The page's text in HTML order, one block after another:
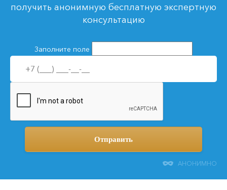
получить анонимную бесплатную экспертную
консультацию
Заполните поле
АНОНИМНО